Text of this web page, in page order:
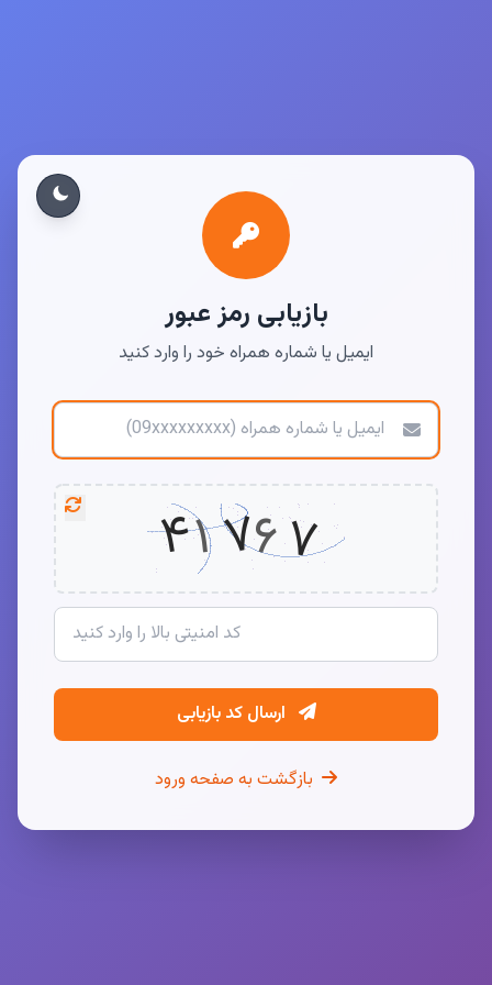
بازیابی رمز عبور
ایمیل یا شماره همراه خود را وارد کنید
بازگشت به صفحه ورود